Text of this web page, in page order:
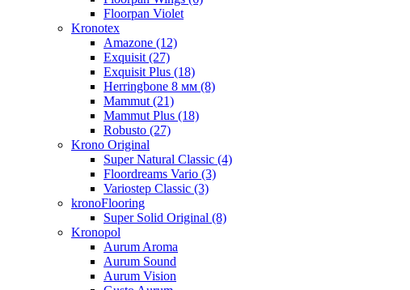
Floorpan Violet
Kronotex
Amazone (12)
Exquisit (27)
Exquisit Plus (18)
Herringbone 8 мм (8)
Mammut (21)
Mammut Plus (18)
Robusto (27)
Krono Original
Super Natural Classic (4)
Floordreams Vario (3)
Variostep Classic (3)
kronoFlooring
Super Solid Original (8)
Kronopol
Aurum Aroma
Aurum Sound
Aurum Vision